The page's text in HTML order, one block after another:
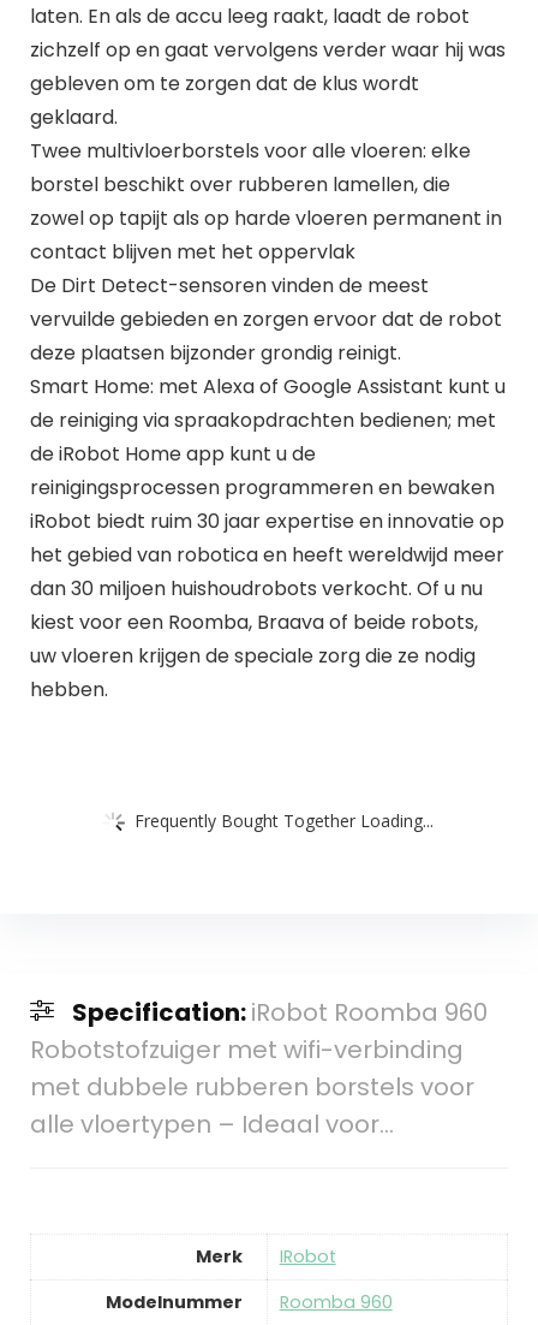
laten. En als de accu leeg raakt, laadt de robot
zichzelf op en gaat vervolgens verder waar hij was
gebleven om te zorgen dat de klus wordt
geklaard.
Twee multivloerborstels voor alle vloeren: elke
borstel beschikt over rubberen lamellen, die
zowel op tapijt als op harde vloeren permanent in
contact blijven met het oppervlak
De Dirt Detect-sensoren vinden de meest
vervuilde gebieden en zorgen ervoor dat de robot
deze plaatsen bijzonder grondig reinigt.
Smart Home: met Alexa of Google Assistant kunt u
de reiniging via spraakopdrachten bedienen; met
de iRobot Home app kunt u de
reinigingsprocessen programmeren en bewaken
iRobot biedt ruim 30 jaar expertise en innovatie op
het gebied van robotica en heeft wereldwijd meer
dan 30 miljoen huishoudrobots verkocht. Of u nu
kiest voor een Roomba, Braava of beide robots,
uw vloeren krijgen de speciale zorg die ze nodig
hebben.
Frequently Bought Together Loading...
Specification:iRobot Roomba 960
Robotstofzuiger met wifi-verbinding
met dubbele rubberen borstels voor
alle vloertypen – Ideaal voor…
Merk
‎IRobot
Modelnummer
‎Roomba 960